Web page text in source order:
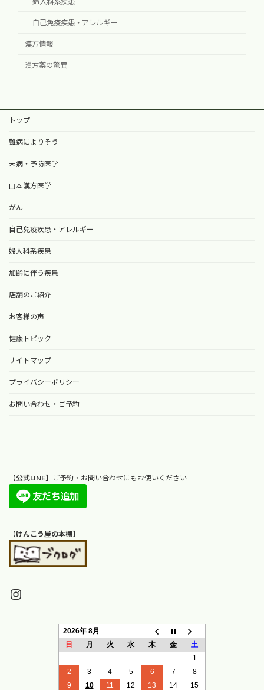
自己免疫疾患・アレルギー
漢方情報
漢方薬の驚異
トップ
難病によりそう
未病・予防医学
山本漢方医学
がん
自己免疫疾患・アレルギー
婦人科系疾患
加齢に伴う疾患
店舗のご紹介
お客様の声
健康トピック
サイトマップ
プライバシーポリシー
お問い合わせ・ご予約
【公式LINE】ご予約・お問い合わせにもお使いください
【けんこう屋の本棚】
Instagram
2026年 8月
日
月 火 水 木 金
土
1
2
3 4 5 6 7
8
9
10 11 12 13 14 15